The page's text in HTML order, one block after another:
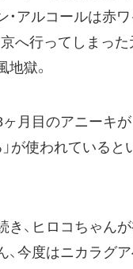
・アルコールは赤
へ行ってしまっ
獄。
月目のアニーキが
」が使われている
き、ヒロコちゃん
、今度はニカラグ